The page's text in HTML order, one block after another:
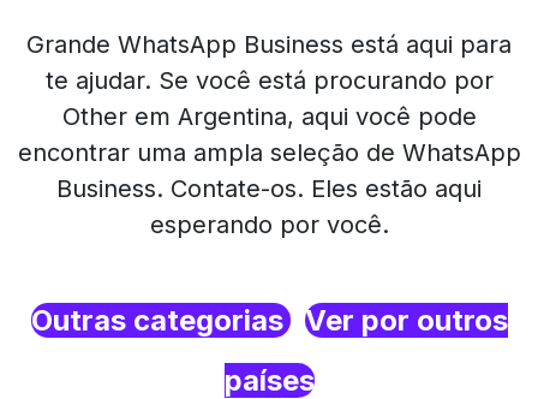
Grande WhatsApp Business está aqui para
te ajudar. Se você está procurando por
Other em Argentina, aqui você pode
encontrar uma ampla seleção de WhatsApp
Business. Contate-os. Eles estão aqui
esperando por você.
Outras categorias Ver por outros
países